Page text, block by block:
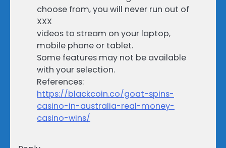
choose from, you will never run out of
XXX
videos to stream on your laptop,
mobile phone or tablet.
Some features may not be available
with your selection.
References:
https://blackcoin.co/goat-spins-
casino-in-australia-real-money-
casino-wins/